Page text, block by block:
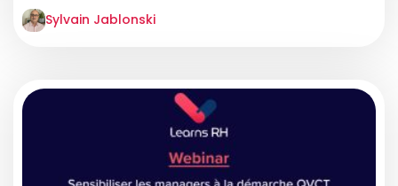
Sylvain Jablonski